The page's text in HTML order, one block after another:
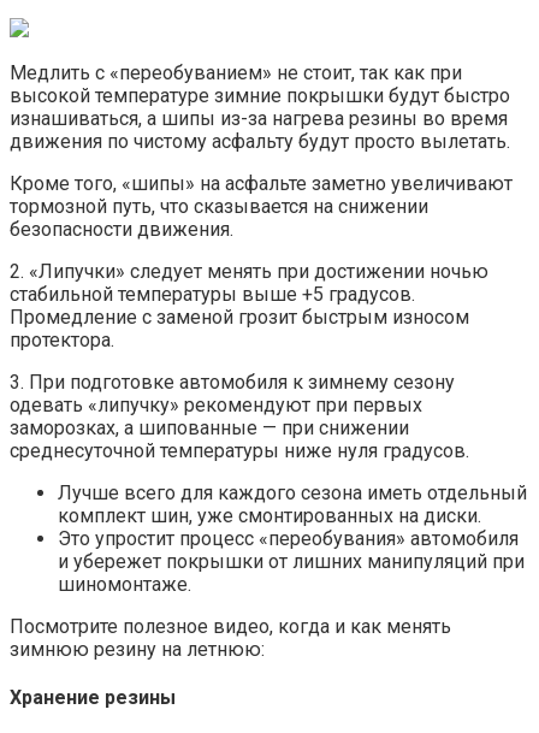
Медлить с «переобуванием» не стоит, так как при
высокой температуре зимние покрышки будут быстро
изнашиваться, а шипы из-за нагрева резины во время
движения по чистому асфальту будут просто вылетать.
Кроме того, «шипы» на асфальте заметно увеличивают
тормозной путь, что сказывается на снижении
безопасности движения.
2. «Липучки» следует менять при достижении ночью
стабильной температуры выше +5 градусов.
Промедление с заменой грозит быстрым износом
протектора.
3. При подготовке автомобиля к зимнему сезону
одевать «липучку» рекомендуют при первых
заморозках, а шипованные — при снижении
среднесуточной температуры ниже нуля градусов.
Лучше всего для каждого сезона иметь отдельный
комплект шин, уже смонтированных на диски.
Это упростит процесс «переобувания» автомобиля
и убережет покрышки от лишних манипуляций при
шиномонтаже.
Посмотрите полезное видео, когда и как менять
зимнюю резину на летнюю:
Хранение резины